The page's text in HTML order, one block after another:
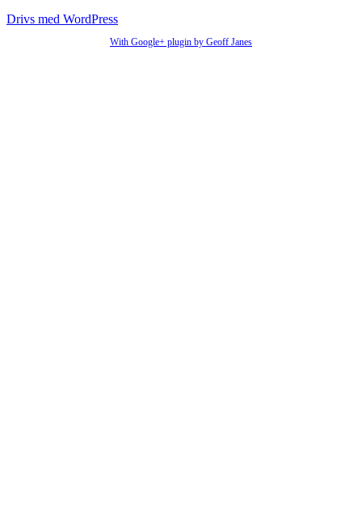
Drivs med WordPress
With Google+ plugin by Geoff Janes